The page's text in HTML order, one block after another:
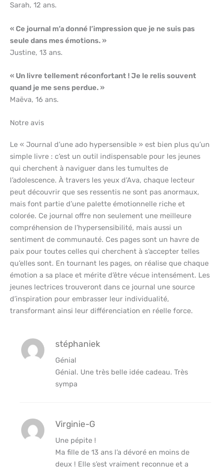
Sarah, 12 ans.
« Ce journal m’a donné l’impression que je ne suis pas
seule dans mes émotions. »
Justine, 13 ans.
« Un livre tellement réconfortant ! Je le relis souvent
quand je me sens perdue. »
Maëva, 16 ans.
Notre avis
Le « Journal d’une ado hypersensible » est bien plus qu’un
simple livre : c’est un outil indispensable pour les jeunes
qui cherchent à naviguer dans les tumultes de
l’adolescence. À travers les yeux d’Ava, chaque lecteur
peut découvrir que ses ressentis ne sont pas anormaux,
mais font partie d’une palette émotionnelle riche et
colorée. Ce journal offre non seulement une meilleure
compréhension de l’hypersensibilité, mais aussi un
sentiment de communauté. Ces pages sont un havre de
paix pour toutes celles qui cherchent à s’accepter telles
qu’elles sont. En tournant les pages, on réalise que chaque
émotion a sa place et mérite d’être vécue intensément. Les
jeunes lectrices trouveront dans ce journal une source
d’inspiration pour embrasser leur individualité,
transformant ainsi leur différenciation en réelle force.
stéphaniek
Génial
Génial. Une très belle idée cadeau. Très
sympa
Virginie-G
Une pépite !
Ma fille de 13 ans l’a dévoré en moins de
deux ! Elle s’est vraiment reconnue et a